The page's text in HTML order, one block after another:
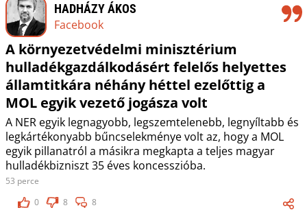
HADHÁZY ÁKOS
Facebook
A környezetvédelmi minisztérium
hulladékgazdálkodásért felelős helyettes
államtitkára néhány héttel ezelőttig a
MOL egyik vezető jogásza volt
A NER egyik legnagyobb, legszemtelenebb, legnyíltabb és
legkártékonyabb bűncselekménye volt az, hogy a MOL
egyik pillanatról a másikra megkapta a teljes magyar
hulladékbizniszt 35 éves koncesszióba.
53 perce
0
8 8